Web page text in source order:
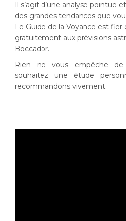
Il s’agit d’une analyse pointue
des grandes tendances que
Le Guide de la Voyance est fier
gratuitement aux prévisions
Boccador.
Rien ne vous empêche
souhaitez une étude
recommandons vivement.